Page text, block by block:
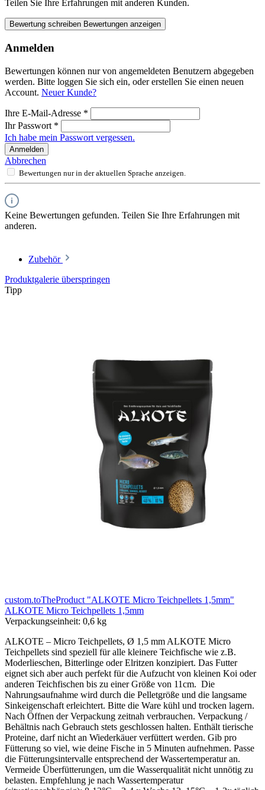
Teilen Sie Ihre Erfahrungen mit anderen Kunden.
Bewertung schreiben Bewertungen anzeigen
Anmelden
Bewertungen können nur von angemeldeten Benutzern abgegeben
werden. Bitte loggen Sie sich ein, oder erstellen Sie einen neuen
Account. Neuer Kunde?
Ihre E-Mail-Adresse *
Ihr Passwort *
Ich habe mein Passwort vergessen.
Anmelden
Abbrechen
Bewertungen nur in der aktuellen Sprache anzeigen.
Keine Bewertungen gefunden. Teilen Sie Ihre Erfahrungen mit
anderen.
Zubehör
Produktgalerie überspringen
Tipp
custom.toTheProduct "ALKOTE Micro Teichpellets 1,5mm"
ALKOTE Micro Teichpellets 1,5mm
Verpackungseinheit: 0,6 kg
ALKOTE – Micro Teichpellets, Ø 1,5 mm ALKOTE Micro
Teichpellets sind speziell für alle kleinere Teichfische wie z.B.
Moderlieschen, Bitterlinge oder Elritzen konzipiert. Das Futter
eignet sich aber auch perfekt für die Aufzucht von kleinen Koi oder
anderen Teichfischen bis zu einer Größe von 11cm. Die
Nahrungsaufnahme wird durch die Pelletgröße und die langsame
Sinkeigenschaft erleichtert. Bitte die Ware kühl und trocken lagern.
Nach Öffnen der Verpackung zeitnah verbrauchen. Verpackung /
Behältnis nach Gebrauch stets geschlossen halten. Enthält tierische
Proteine, darf nicht an Wiederkäuer verfüttert werden. Gib pro
Fütterung so viel, wie deine Fische in 5 Minuten aufnehmen. Passe
die Fütterungsintervalle entsprechend der Wassertemperatur an.
Vermeide Überfütterungen, um die Wasserqualität nicht unnötig zu
belasten. Empfehlung je nach Wassertemperatur